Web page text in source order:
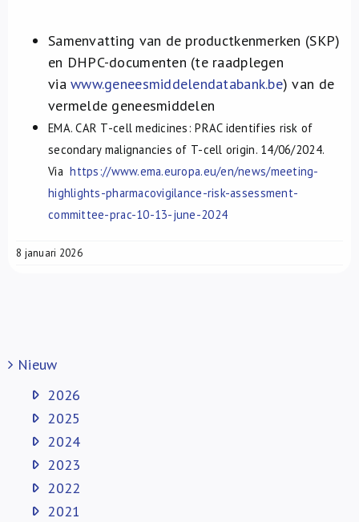
Samenvatting van de productkenmerken (SKP)
en DHPC-documenten (te raadplegen
viawww.geneesmiddelendatabank.be) van de
vermelde geneesmiddelen
EMA. CAR T-cell medicines: PRAC identifies risk of
secondary malignancies of T-cell origin. 14/06/2024.
Viahttps://www.ema.europa.eu/en/news/meeting-
highlights-pharmacovigilance-risk-assessment-
committee-prac-10-13-june-2024
8 januari 2026
Nieuw
2026
2025
2024
2023
2022
2021